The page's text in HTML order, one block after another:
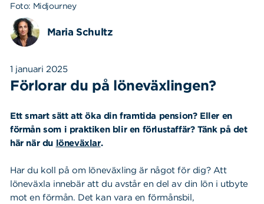
Foto: Midjourney
Maria Schultz
1 januari 2025
Förlorar du på löneväxlingen?
Ett smart sätt att öka din framtida pension? Eller en
förmån som i praktiken blir en förlustaffär? Tänk på det
här när du löneväxlar.
Har du koll på om löneväxling är något för dig? Att
löneväxla innebär att du avstår en del av din lön i utbyte
mot en förmån. Det kan vara en förmånsbil,